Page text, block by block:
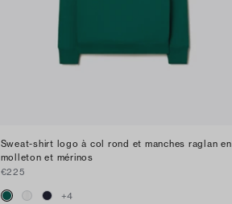
Sweat-shirt logo à col rond et manches raglan en
molleton et mérinos
€225
+4